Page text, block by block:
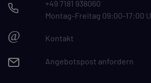
+49 7181 938060
Montag-Freitag 09:00-17:00
@ Kontakt
Angebotspost anfordern